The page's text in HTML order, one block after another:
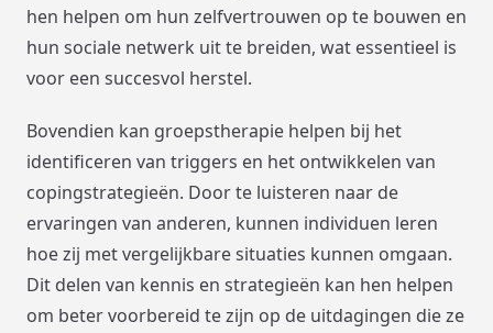
hen helpen om hun zelfvertrouwen op te bouwen en
hun sociale netwerk uit te breiden, wat essentieel is
voor een succesvol herstel.
Bovendien kan groepstherapie helpen bij het
identificeren van triggers en het ontwikkelen van
copingstrategieën. Door te luisteren naar de
ervaringen van anderen, kunnen individuen leren
hoe zij met vergelijkbare situaties kunnen omgaan.
Dit delen van kennis en strategieën kan hen helpen
om beter voorbereid te zijn op de uitdagingen die ze